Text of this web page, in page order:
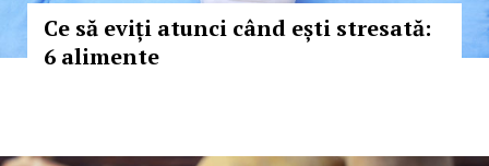
Ce să eviți atunci când ești stresată:
6 alimente